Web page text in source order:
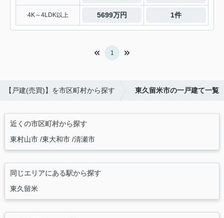
4K～4LDK以上 5699万円 1件
1
【戸建(売買)】を市区町村から探す 東久留米市の一戸建て一覧
近くの市区町村から探す
東村山市 東大和市 清瀬市
同じエリアにある駅から探す
東久留米